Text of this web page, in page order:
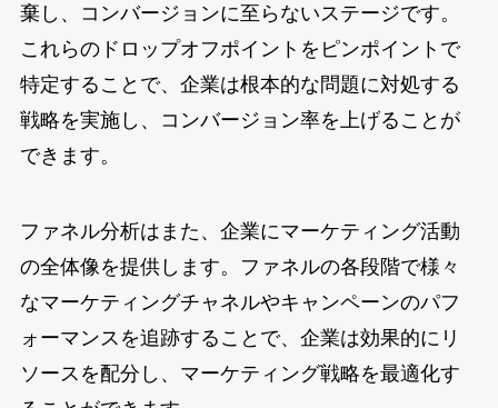
棄し、コンバージョンに至らないステージです。
これらのドロップオフポイントをピンポイントで
特定することで、企業は根本的な問題に対処する
戦略を実施し、コンバージョン率を上げることが
できます。
ファネル分析はまた、企業にマーケティング活動
の全体像を提供します。ファネルの各段階で様々
なマーケティングチャネルやキャンペーンのパフ
ォーマンスを追跡することで、企業は効果的にリ
ソースを配分し、マーケティング戦略を最適化す